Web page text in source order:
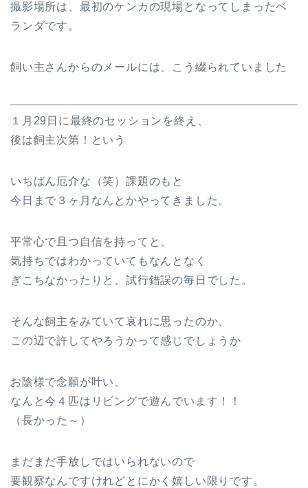
撮影場所は、最初のケンカの現場となってしまったベ
ランダです。
飼い主さんからのメールには、こう綴られていました
１月29日に最終のセッションを終え、
後は飼主次第！という
いちばん厄介な（笑）課題のもと
今日まで３ヶ月なんとかやってきました。
平常心で且つ自信を持ってと、
気持ちではわかっていてもなんとなく
ぎこちなかったりと、試行錯誤の毎日でした。
そんな飼主をみていて哀れに思ったのか、
この辺で許してやろうかって感じでしょうか
お陰様で念願が叶い、
なんと今４匹はリビングで遊んでいます！！
（長かった～）
まだまだ手放しではいられないので
要観察なんですけれどとにかく嬉しい限りです。